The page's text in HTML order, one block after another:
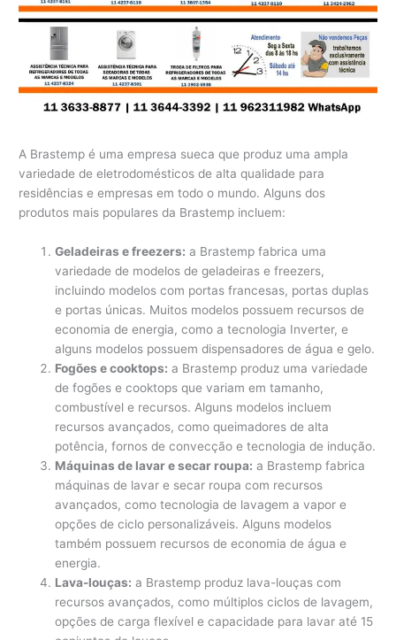
A Brastemp é uma empresa sueca que produz uma ampla
variedade de eletrodomésticos de alta qualidade para
residências e empresas em todo o mundo. Alguns dos
produtos mais populares da Brastemp incluem:
Geladeiras e freezers: a Brastemp fabrica uma
variedade de modelos de geladeiras e freezers,
incluindo modelos com portas francesas, portas duplas
e portas únicas. Muitos modelos possuem recursos de
economia de energia, como a tecnologia Inverter, e
alguns modelos possuem dispensadores de água e gelo.
Fogões e cooktops: a Brastemp produz uma variedade
de fogões e cooktops que variam em tamanho,
combustível e recursos. Alguns modelos incluem
recursos avançados, como queimadores de alta
potência, fornos de convecção e tecnologia de indução.
Máquinas de lavar e secar roupa: a Brastemp fabrica
máquinas de lavar e secar roupa com recursos
avançados, como tecnologia de lavagem a vapor e
opções de ciclo personalizáveis. Alguns modelos
também possuem recursos de economia de água e
energia.
Lava-louças: a Brastemp produz lava-louças com
recursos avançados, como múltiplos ciclos de lavagem,
opções de carga flexível e capacidade para lavar até 15